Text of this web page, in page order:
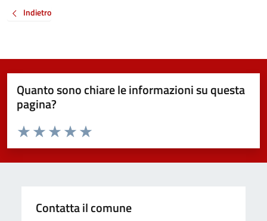
Indietro
Quanto sono chiare le informazioni su questa
pagina?
Valuta da 1 a 5 stelle la pagina
Valuta 5 stelle su 5
Valuta 4 stelle su 5
Valuta 3 stelle su 5
Valuta 2 stelle su 5
Valuta 1 stelle su 5
Contatta il comune